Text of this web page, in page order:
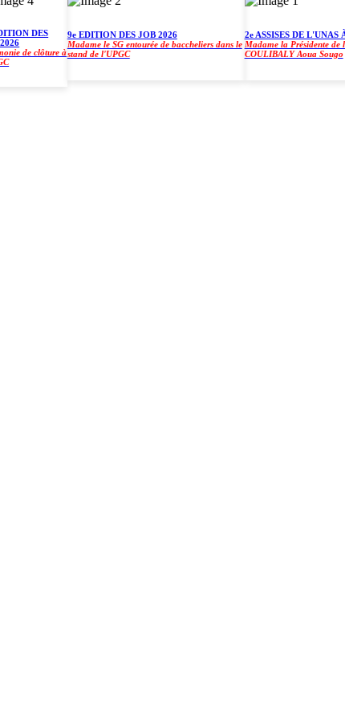
DES
de clôture à
9e EDITION DES JOB 2026
Madame le SG entourée de baccheliers dans le
stand de l'UPGC
2e ASSISES DE L'UNAS À
Madame la Présidente de
COULIBALY Aoua Sougo